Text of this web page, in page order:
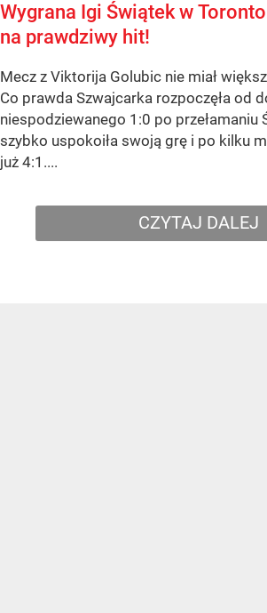
Wygrana Igi Świątek w
na prawdziwy hit!
Mecz z Viktorija Golubic nie miał
Co prawda Szwajcarka rozpoczęła od
niespodziewanego 1:0 po przełamaniu
szybko uspokoiła swoją grę i po kilku
już 4:1....
CZYTAJ DALEJ